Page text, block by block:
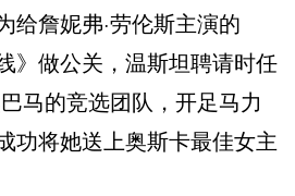
詹妮弗·劳伦斯主演的
》做公关，温斯坦聘请时任
马的竞选团队，开足马力
功将她送上奥斯卡最佳女主